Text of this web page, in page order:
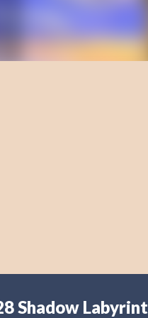
Shadow